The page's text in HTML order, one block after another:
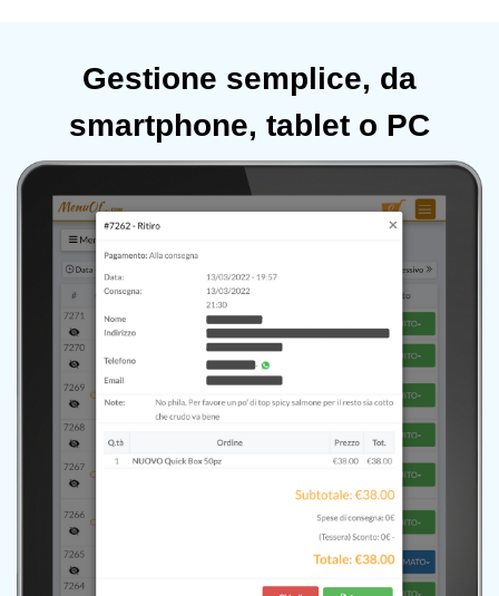
Gestione semplice, da
smartphone, tablet o PC